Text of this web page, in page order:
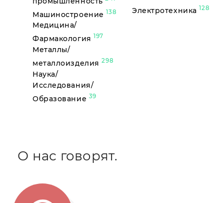
Машиностроение 138
Медицина/
Фармакология 197
Металлы/
металлоизделия298
Наука/
Исследования/
Образование 39
Электротехника 128
О нас говорят.